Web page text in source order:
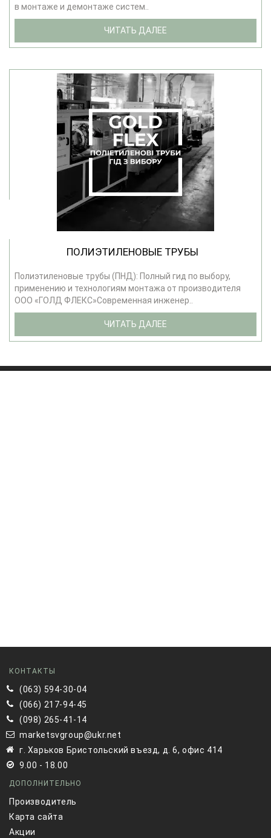
в монтаже и демонтаже систем..
ЧИТАТЬ ДАЛЕЕ
ПОЛИЭТИЛЕНОВЫЕ ТРУБЫ
Полиэтиленовые трубы (ПНД): Полный гид по выбору,
применению и технологиям монтажа от производителя
ООО «ГОЛД ФЛЕКС»Современная инженер..
ЧИТАТЬ ДАЛЕЕ
КОНТАКТЫ
(063) 594-30-04
(066) 217-94-45
(098) 265-41-14
marketsvgroup@ukr.net
г. Харьков Бристольский въезд, д. 6, офис 414
9.00 - 18.00
ДОПОЛНИТЕЛЬНО
Производитель
Карта сайта
Акции